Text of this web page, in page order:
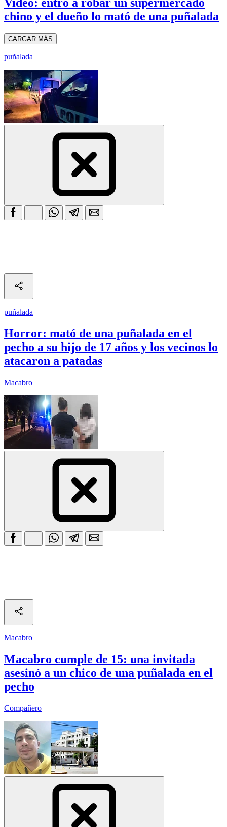
chino y el dueño lo mató de una puñalada
CARGAR MÁS
puñalada
puñalada
Horror: mató de una puñalada en el
pecho a su hijo de 17 años y los vecinos lo
atacaron a patadas
Macabro
Macabro
Macabro cumple de 15: una invitada
asesinó a un chico de una puñalada en el
pecho
Compañero